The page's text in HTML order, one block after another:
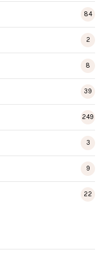
84
2
8
39
249
3
9
22